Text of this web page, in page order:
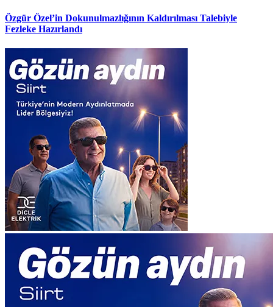
Özgür Özel’in Dokunulmazlığının Kaldırılması Talebiyle
Fezleke Hazırlandı